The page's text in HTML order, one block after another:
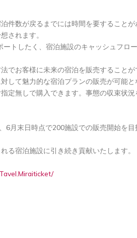
数が戻るまでには時間を要すること
されます。
トしたく、宿泊施設のキャッシュフロ
お客様に未来の宿泊を販売すること
して魅力的な宿泊プランの販売が可能
無しで購入できます。事態の収束状
月末日時点で200施設での販売開始を
宿泊施設に引き続き貢献いたします。